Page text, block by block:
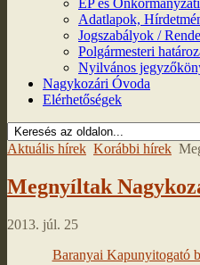
EP és
Adatlapok,
Jogszabályok /
Polgármesteri
Nyilvános
Nagykozári Óvoda
Elérhetőségek
Aktuális hírek Korábbi hírek
Megnyíltak
2013. júl. 25
Baranyai Kapunyitogató